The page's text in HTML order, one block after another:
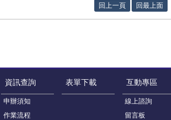
回上一頁 回最上面
資訊查詢
申辦須知
作業流程
表單下載 互動專區
線上諮詢
留言板